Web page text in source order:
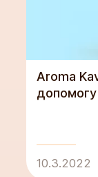
Aroma
допомогу
10.3.2022